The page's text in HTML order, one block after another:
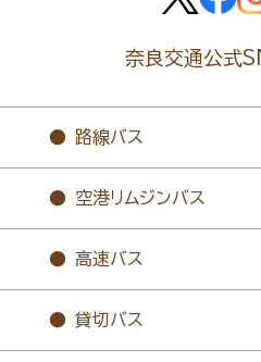
奈良交通公式
路線バス
空港リムジンバス
高速バス
貸切バス